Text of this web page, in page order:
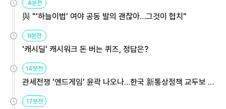
4분전
與 "'하늘이법' 여야 공동 발의 괜찮아…그것이 협치"
9분전
'캐시딜' 캐시워크 돈 버는 퀴즈, 정답은?
14분전
관세전쟁 '엔드게임' 윤곽 나오나…한국 新통상정책 교두보 활
17분전